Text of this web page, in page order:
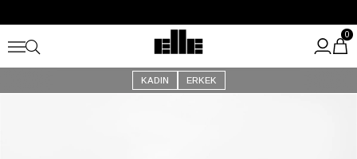
Kargo Ücretsiz!
KADIN ERKEK
0